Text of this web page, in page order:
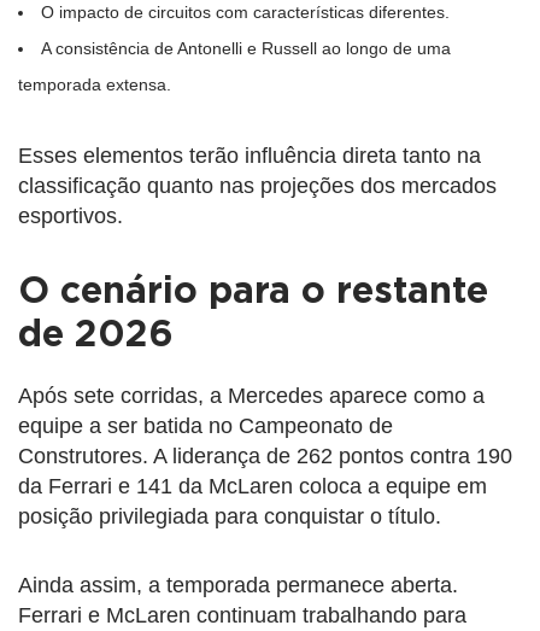
O impacto de circuitos com características diferentes.
A consistência de Antonelli e Russell ao longo de uma
temporada extensa.
Esses elementos terão influência direta tanto na
classificação quanto nas projeções dos mercados
esportivos.
O cenário para o restante
de 2026
Após sete corridas, a Mercedes aparece como a
equipe a ser batida no Campeonato de
Construtores. A liderança de 262 pontos contra 190
da Ferrari e 141 da McLaren coloca a equipe em
posição privilegiada para conquistar o título.
Ainda assim, a temporada permanece aberta.
Ferrari e McLaren continuam trabalhando para